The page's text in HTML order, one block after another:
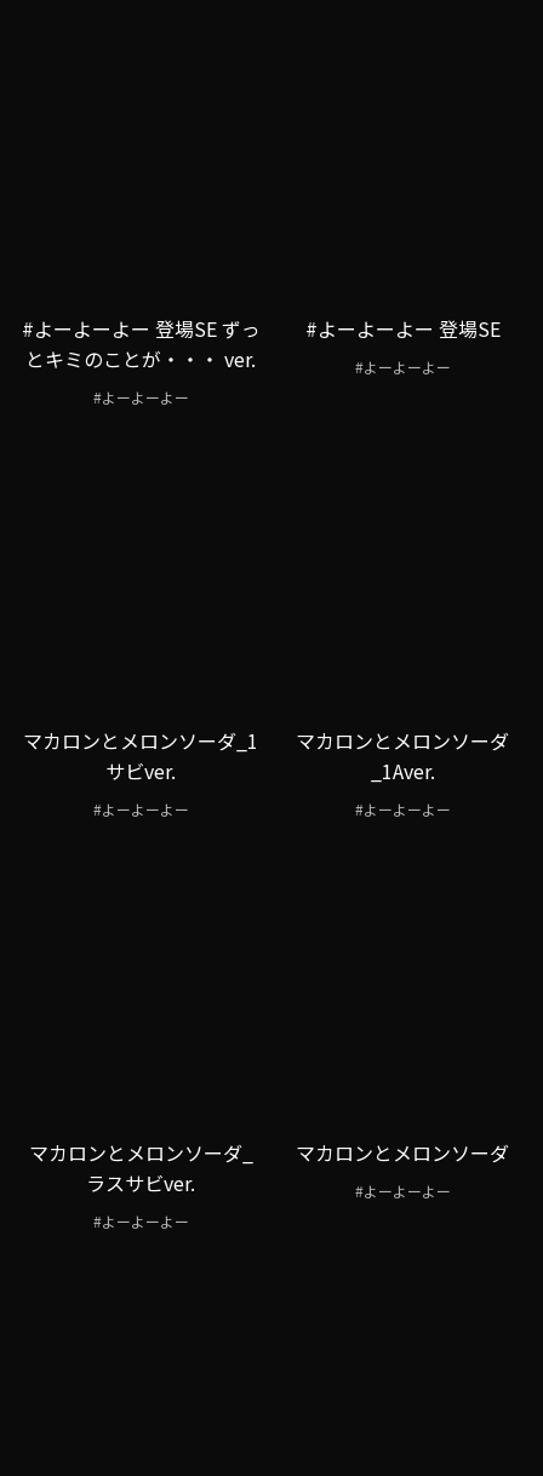
#よーよーよー 登場SE ずっ
とキミのことが・・・ ver.
#よーよーよー
#よーよーよー 登場SE
#よーよーよー
マカロンとメロンソーダ_1
サビver.
#よーよーよー
マカロンとメロンソーダ
_1Aver.
#よーよーよー
マカロンとメロンソーダ_
ラスサビver.
#よーよーよー
マカロンとメロンソーダ
#よーよーよー